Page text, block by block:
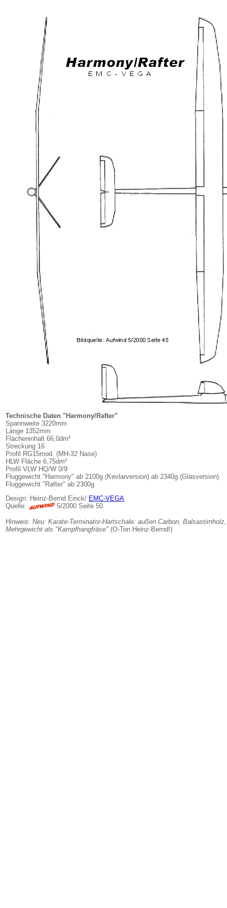
Technische Daten "Harmony/Rafter"
Spannweite 3220mm
Länge 1352mm
Flächeninhalt 66,0dm²
Streckung 16
Profil RG15mod. (MH-32 Nase)
HLW Fläche 6,75dm²
Profil VLW HQ/W 0/9
Fluggewicht "Harmony" ab 2100g (Kevlarversion) ab 2340g (Glasversion)
Fluggewicht "Rafter" ab 2300g
Design: Heinz-Bernd Einck/ EMC-VEGA
Quelle:
5/2000 Seite 50
Hinweis: Neu: Karate-Terminator-Hartschale: außen Carbon,
Mehrgewicht als "Kampfhangfräse" (O-Ton Heinz-Bernd!)